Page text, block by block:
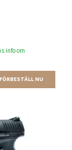
info om